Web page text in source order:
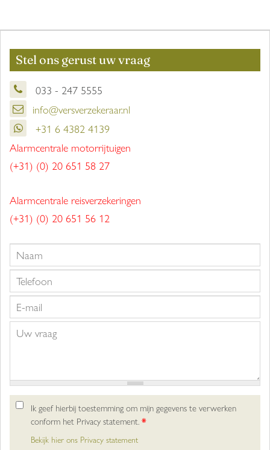
Stel ons gerust uw vraag
033 - 247 5555
info@versverzekeraar.nl
+31 6 4382 4139
Alarmcentrale motorrijtuigen
(+31) (0) 20 651 58 27
Alarmcentrale reisverzekeringen
(+31) (0) 20 651 56 12
Ik geef hierbij toestemming om mijn gegevens te verwerken
conform het Privacy statement.*
Bekijk hier ons Privacy statement